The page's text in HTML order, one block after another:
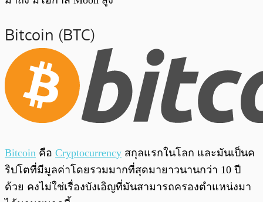
Bitcoin (BTC)
Bitcoin คือ Cryptocurrency สกุลแรกในโลก และมันเป็นค
ริปโตที่มีมูลค่าโดยรวมมากที่สุดมายาวนานกว่า 10 ปี
ด้วย คงไม่ใช่เรื่องบังเอิญที่มันสามารถครองตำแหน่งมา